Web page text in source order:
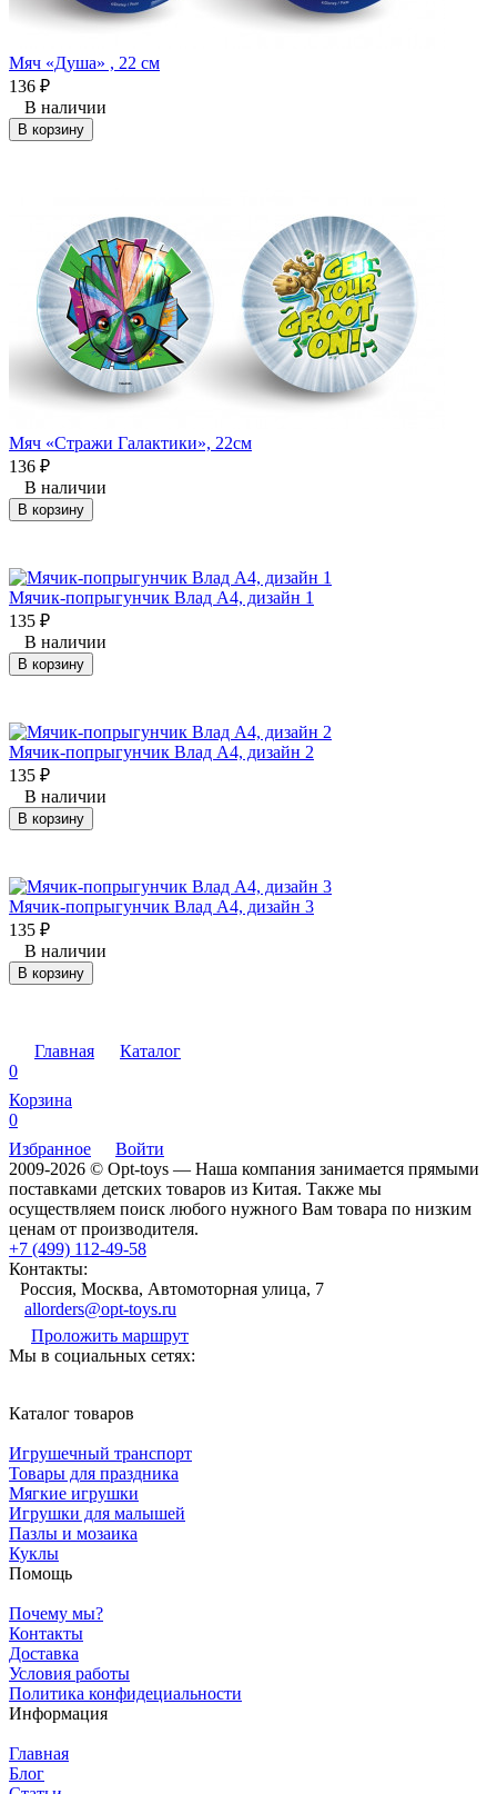
Мяч «Душа» , 22 см
136 ₽
В наличии
В корзину
Мяч «Стражи Галактики», 22см
136 ₽
В наличии
В корзину
Мячик-попрыгунчик Влад А4, дизайн 1
135 ₽
В наличии
В корзину
Мячик-попрыгунчик Влад А4, дизайн 2
135 ₽
В наличии
В корзину
Мячик-попрыгунчик Влад А4, дизайн 3
135 ₽
В наличии
В корзину
Главная
Каталог
0
Корзина
0
Избранное
Войти
2009-2026 © Opt-toys — Наша компания занимается прямыми
поставками детских товаров из Китая. Также мы
осуществляем поиск любого нужного Вам товара по низким
ценам от производителя.
+7 (499) 112-49-58
Контакты:
Россия, Москва, Автомоторная улица, 7
allorders@opt-toys.ru
Проложить маршрут
Мы в социальных сетях:
Каталог товаров
Игрушечный транспорт
Товары для праздника
Мягкие игрушки
Игрушки для малышей
Пазлы и мозаика
Куклы
Помощь
Почему мы?
Контакты
Доставка
Условия работы
Политика конфидециальности
Информация
Главная
Блог